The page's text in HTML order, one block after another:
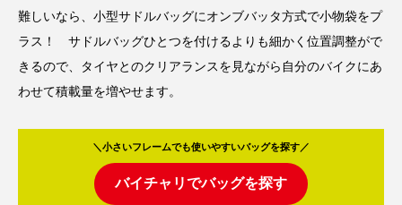
難しいなら、小型サドルバッグにオンブバッタ方式で小物袋をプ
ラス！ サドルバッグひとつを付けるよりも細かく位置調整がで
きるので、タイヤとのクリアランスを見ながら自分のバイクにあ
わせて積載量を増やせます。
＼小さいフレームでも使いやすいバッグを探す／
バイチャリでバッグを探す